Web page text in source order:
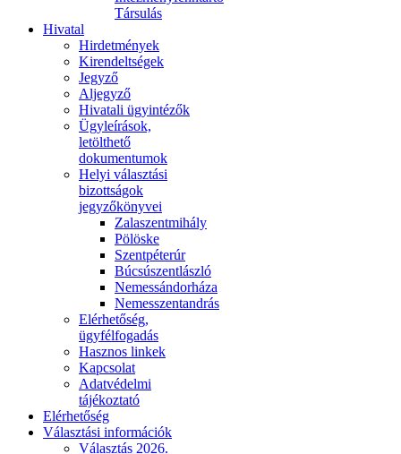
Társulás
Hivatal
Hirdetmények
Kirendeltségek
Jegyző
Aljegyző
Hivatali ügyintézők
Ügyleírások,
letölthető
dokumentumok
Helyi választási
bizottságok
jegyzőkönyvei
Zalaszentmihály
Pölöske
Szentpéterúr
Búcsúszentlászló
Nemessándorháza
Nemesszentandrás
Elérhetőség,
ügyfélfogadás
Hasznos linkek
Kapcsolat
Adatvédelmi
tájékoztató
Elérhetőség
Választási információk
Választás 2026.